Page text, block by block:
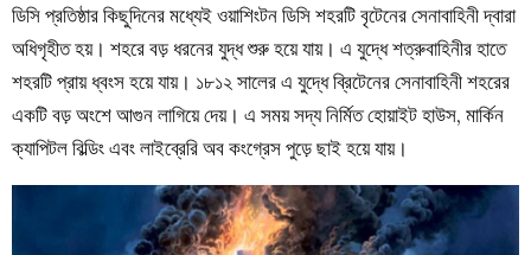
ডিসি প্রতিষ্ঠার কিছুদিনের মধ্যেই ওয়াশিংটন ডিসি শহরটি বৃটেনের সেনাবাহিনী দ্বারা
অধিগৃহীত হয়। শহরে বড় ধরনের যুদ্ধ শুরু হয়ে যায়। এ যুদ্ধে শত্রুবাহিনীর হাতে
শহরটি প্রায় ধ্বংস হয়ে যায়। ১৮১২ সালের এ যুদ্ধে ব্রিটেনের সেনাবাহিনী শহরের
একটি বড় অংশে আগুন লাগিয়ে দেয়। এ সময় সদ্য নির্মিত হোয়াইট হাউস, মার্কিন
ক্যাপিটল বিল্ডিং এবং লাইব্রেরি অব কংগ্রেস পুড়ে ছাই হয়ে যায়।